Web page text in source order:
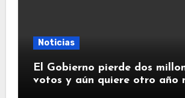
Noticias
El Gobierno pierde dos
votos y aún quiere otro año